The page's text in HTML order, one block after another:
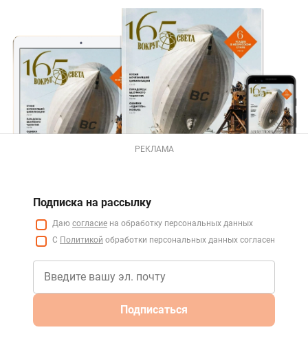
РЕКЛАМА
Подписка на рассылку
Даю согласие на обработку персональных данных
С Политикой обработки персональных данных согласен
Подписаться